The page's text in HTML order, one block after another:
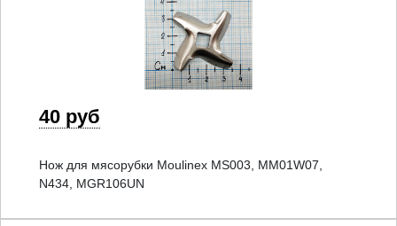
40 руб
Нож для мясорубки Moulinex MS003, MM01W07,
N434, MGR106UN